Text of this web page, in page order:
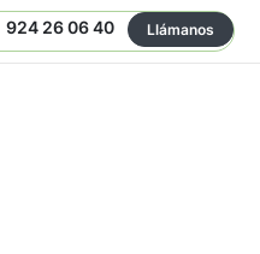
924 26 06 40 Llámanos